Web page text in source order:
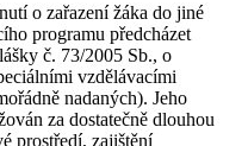
o zařazení žáka do jiné
programu předcházet
č. 73/2005 Sb., o
vzdělávacími
nadaných). Jeho
za dostatečně dlouhou
prostředí, zajištění